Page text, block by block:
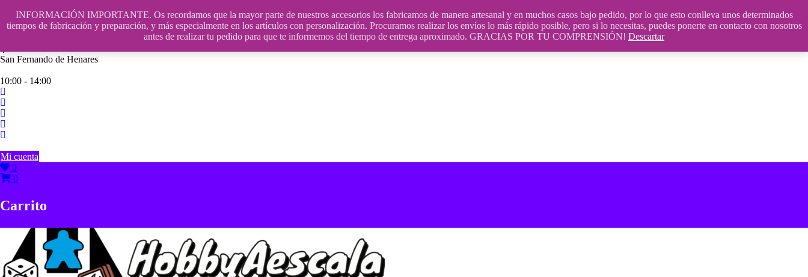
INFORMACIÓN IMPORTANTE. Os recordamos que la mayor parte de nuestros accesorios los fabricamos de manera artesanal y en muchos casos bajo pedido, por lo que esto conlleva unos determinados
tiempos de fabricación y preparación, y más especialmente en los artículos con personalización. Procuramos realizar los envíos lo más rápido posible, pero si lo necesitas, puedes ponerte en contacto con nosotros
antes de realizar tu pedido para que te informemos del tiempo de entrega aproximado. GRACIAS POR TU COMPRENSIÓN! Descartar
contenido
609241475 SOLO DE 10:00 a 14:00
San Fernando de Henares
10:00 - 14:00
Mi cuenta
0
0
Carrito